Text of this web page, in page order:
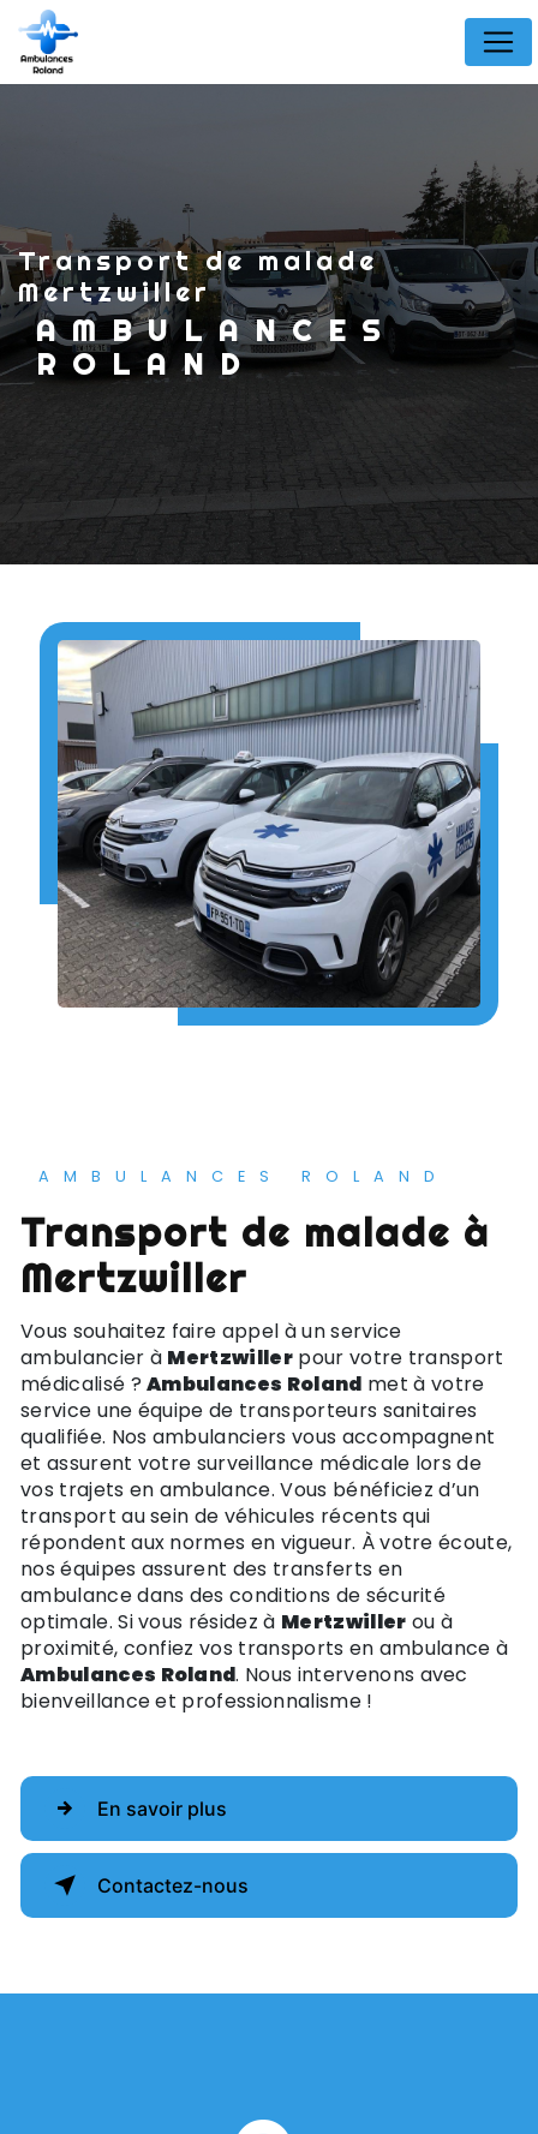
Transport de malade
Mertzwiller
AMBULANCES
ROLAND
AMBULANCES ROLAND
Transport de malade à
Mertzwiller
Vous souhaitez faire appel à un service
ambulancier à Mertzwiller pour votre transport
médicalisé ?Ambulances Roland met à votre
service une équipe de transporteurs sanitaires
qualifiée. Nos ambulanciers vous accompagnent
et assurent votre surveillance médicale lors de
vos trajets en ambulance. Vous bénéficiez d’un
transport au sein de véhicules récents qui
répondent aux normes en vigueur. À votre écoute,
nos équipes assurent des transferts en
ambulance dans des conditions de sécurité
optimale. Si vous résidez à Mertzwiller ou à
proximité, confiez vos transports en ambulance à
Ambulances Roland. Nous intervenons avec
bienveillance et professionnalisme !
En savoir plus
Contactez-nous
Panneau de gestion des cookies